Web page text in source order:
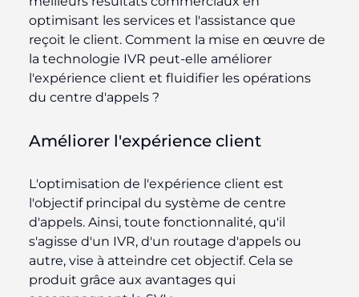
optimisant les services et l'assistance que
reçoit le client. Comment la mise en œuvre de
la technologie IVR peut-elle améliorer
l'expérience client et fluidifier les opérations
du centre d'appels ?
Améliorer l'expérience client
L'optimisation de l'expérience client est
l'objectif principal du système de centre
d'appels. Ainsi, toute fonctionnalité, qu'il
s'agisse d'un IVR, d'un routage d'appels ou
autre, vise à atteindre cet objectif. Cela se
produit grâce aux avantages qui